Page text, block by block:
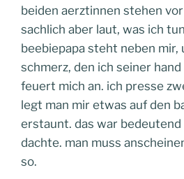
beiden aerztinnen stehen
sachlich aber laut, was ich
beebiepapa steht neben
schmerz, den ich seiner
feuert mich an. ich presse
legt man mir etwas auf den
erstaunt. das war bedeutend
dachte. man muss
so.